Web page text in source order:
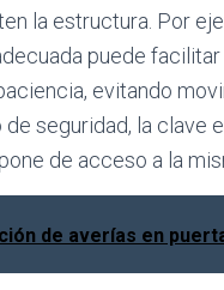
la estructura. Por
puede
evitando
seguridad, la clave
de acceso a la
de averías en